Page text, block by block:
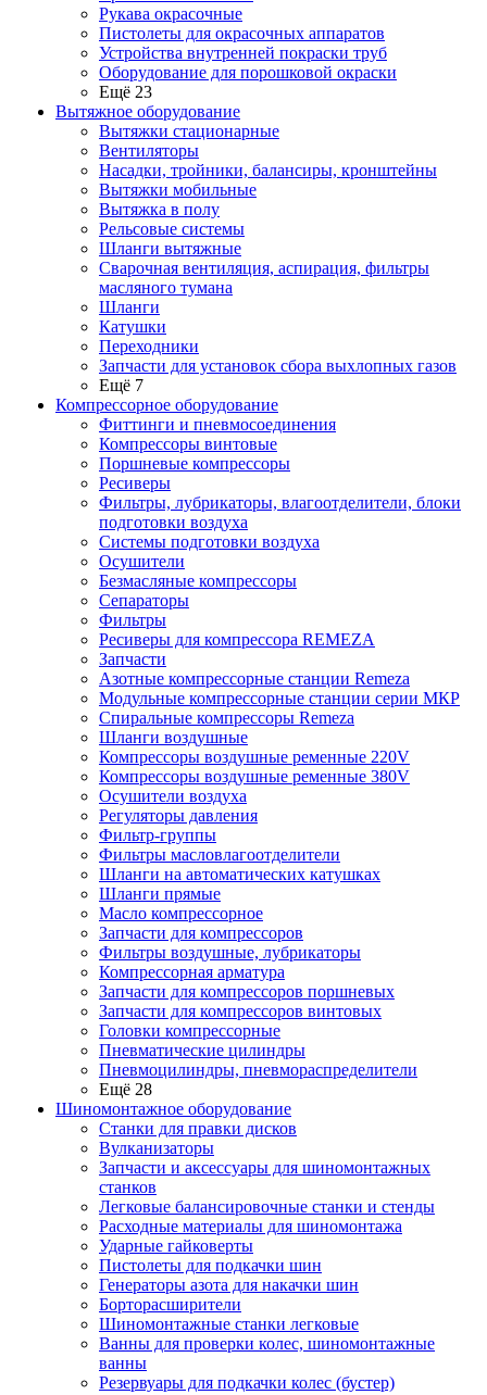
Рукава окрасочные
Пистолеты для окрасочных аппаратов
Устройства внутренней покраски труб
Оборудование для порошковой окраски
Ещё 23
Вытяжное оборудование
Вытяжки стационарные
Вентиляторы
Насадки, тройники, балансиры, кронштейны
Вытяжки мобильные
Вытяжка в полу
Рельсовые системы
Шланги вытяжные
Сварочная вентиляция, аспирация, фильтры
масляного тумана
Шланги
Катушки
Переходники
Запчасти для установок сбора выхлопных газов
Ещё 7
Компрессорное оборудование
Фиттинги и пневмосоединения
Компрессоры винтовые
Поршневые компрессоры
Ресиверы
Фильтры, лубрикаторы, влагоотделители, блоки
подготовки воздуха
Системы подготовки воздуха
Осушители
Безмасляные компрессоры
Сепараторы
Фильтры
Ресиверы для компрессора REMEZA
Запчасти
Азотные компрессорные станции Remeza
Модульные компрессорные станции серии МКР
Спиральные компрессоры Remeza
Шланги воздушные
Компрессоры воздушные ременные 220V
Компрессоры воздушные ременные 380V
Осушители воздуха
Регуляторы давления
Фильтр-группы
Фильтры масловлагоотделители
Шланги на автоматических катушках
Шланги прямые
Масло компрессорное
Запчасти для компрессоров
Фильтры воздушные, лубрикаторы
Компрессорная арматура
Запчасти для компрессоров поршневых
Запчасти для компрессоров винтовых
Головки компрессорные
Пневматические цилиндры
Пневмоцилиндры, пневмораспределители
Ещё 28
Шиномонтажное оборудование
Станки для правки дисков
Вулканизаторы
Запчасти и аксессуары для шиномонтажных
станков
Легковые балансировочные станки и стенды
Расходные материалы для шиномонтажа
Ударные гайковерты
Пистолеты для подкачки шин
Генераторы азота для накачки шин
Борторасширители
Шиномонтажные станки легковые
Ванны для проверки колес, шиномонтажные
ванны
Резервуары для подкачки колес (бустер)